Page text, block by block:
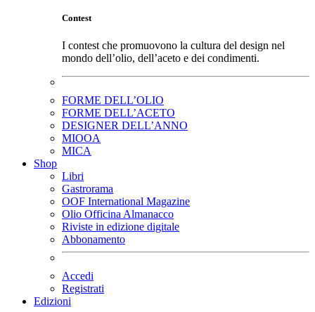
Contest
I contest che promuovono la cultura del design nel
mondo dell’olio, dell’aceto e dei condimenti.
FORME DELL’OLIO
FORME DELL’ACETO
DESIGNER DELL’ANNO
MIOOA
MICA
Shop
Libri
Gastrorama
OOF International Magazine
Olio Officina Almanacco
Riviste in edizione digitale
Abbonamento
Accedi
Registrati
Edizioni